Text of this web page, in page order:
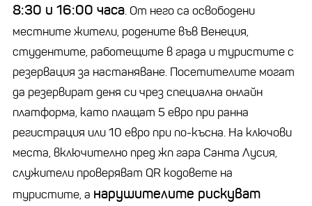
8:30 и 16:00 часа. От него са освободени
местните жители, родените във Венеция,
студентите, работещите в града и туристите с
резервация за настаняване. Посетителите могат
да резервират деня си чрез специална онлайн
платформа, като плащат 5 евро при ранна
регистрация или 10 евро при по-късна. На ключови
места, включително пред жп гара Санта Лусия,
служители проверяват QR кодовете на
туристите, а нарушителите рискуват